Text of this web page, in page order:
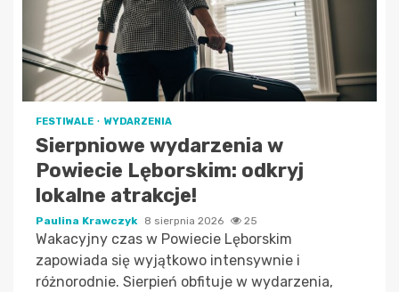
FESTIWALE WYDARZENIA
Sierpniowe wydarzenia w
Powiecie Lęborskim: odkryj
lokalne atrakcje!
Paulina Krawczyk 8 sierpnia 2026 25
Wakacyjny czas w Powiecie Lęborskim
zapowiada się wyjątkowo intensywnie i
różnorodnie. Sierpień obfituje w wydarzenia,